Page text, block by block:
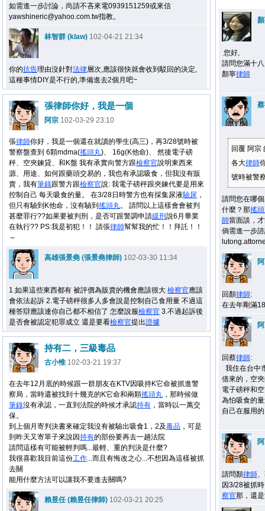
如需進一步討論，尚請不吝來電0939151259或來信
yawshineric@yahoo.com.tw指教。
林智群 (klaw) 102-04-21 21:34
你的抗告理由沒針對法律層次,應該很快就會收到駁回的決定,
這種事情DIY是不行的,準備進去2個月吧~
您好,
請問您滿十
顏寧律師
回覆 阿宗
各大律師
號時被警
請問您在哪
什麼？那搖
師當面談，
倘需進一步
回顏律師:
在去年剛滿
回蔡律師:
我住在台中
借來的，空
電子磅秤和
為怕吸食的
自己在服用
請問顏律師
因3/28被抓
察官那，還
張律師你好，我是一個
阿宗 102-03-29 23:10
張律師你好，我是一個還在就讀的學生(高三)，再3/28號時被
警察盤查到 6顆mdma(搖頭丸)、 16g(K他命)、 然後電子磅
秤、空夾鍊貸、和K盤 我有承實向警方跟檢察官說明東西來
源、用途、如何跟藥頭交易的，我也有承認吸食，但我沒有販
賣，我有筆錄跟警方跟檢察官說: 我電子磅秤跟夾鍊代要是用來
控制自己 每天吸食的量。 在3/28日時警方也有採集尿液驗尿 ，
但只有驗到K他命，沒有驗到 搖頭丸。 請問以上這樣會會被判
甚麼罪行??如果要被判刑，是否可跟警調申請緩刑 說6月畢業
在執行?? PS:我是初犯！！ 請張律師幫幫我的忙！！拜託！！
～
高雄張景堯 (張景堯律師) 102-03-30 11:34
1.如果這些東西都有 被評價為販賣的機會應該很大 檢察官應該
會依法起訴 2.電子磅秤很多人多會說是控制自己食用量 不過這
種答辯應該連你自己都不相信了 怎麼說服檢察官 3.不過起訴後
是否會被認定犯罪成立 還是要看檢察官提出證據
持有二，三級毒品
古小惟 102-03-21 19:37
在去年12月底的時候跟一群朋友在KTV因吸持K它命被抓進警
察局，當時還被找到十幾克的K它命和兩顆搖頭丸 ，那時候做
筆錄沒有承認，一直到法院的時候才承認持有 ，當時以一萬交
保。
到上個月寄判決書來確定我沒有被驗出吸食1，2及毒品 ，可是
到昨天又寄單子來說因持有的部份要再去一趟法院
請問這樣有可能被輕判嗎...最輕、重的判決是什麼?
我很喜歡我目前這份工作...而且有悔改之心...不想因為這樣被抓
去關
能用什麼方法可以讓我不要進去關嗎?
賴昱任 (賴昱任律師) 102-03-21 20:25